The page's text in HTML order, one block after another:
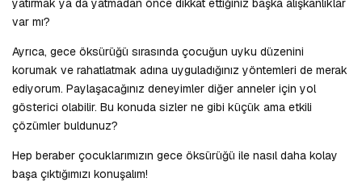
yatırmak ya da yatmadan önce dikkat ettiğiniz başka alışkanlıklar
var mı?
Ayrıca, gece öksürüğü sırasında çocuğun uyku düzenini
korumak ve rahatlatmak adına uyguladığınız yöntemleri de merak
ediyorum. Paylaşacağınız deneyimler diğer anneler için yol
gösterici olabilir. Bu konuda sizler ne gibi küçük ama etkili
çözümler buldunuz?
Hep beraber çocuklarımızın gece öksürüğü ile nasıl daha kolay
başa çıktığımızı konuşalım!